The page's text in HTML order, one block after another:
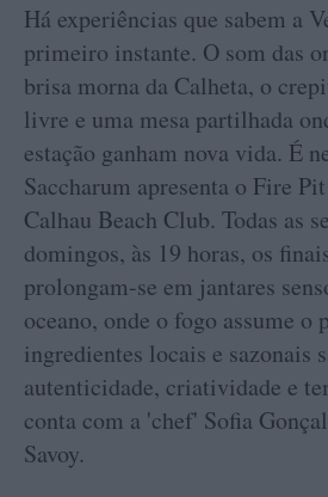
Há experiências que sabem a
primeiro instante. O som das
brisa morna da Calheta, o
livre e uma mesa partilhada
estação ganham nova vida. É
Saccharum apresenta o Fire
Calhau Beach Club. Todas as
domingos, às 19 horas, os
prolongam-se em jantares
oceano, onde o fogo assume o
ingredientes locais e sazonais
autenticidade, criatividade e
conta com a 'chef' Sofia
Savoy.